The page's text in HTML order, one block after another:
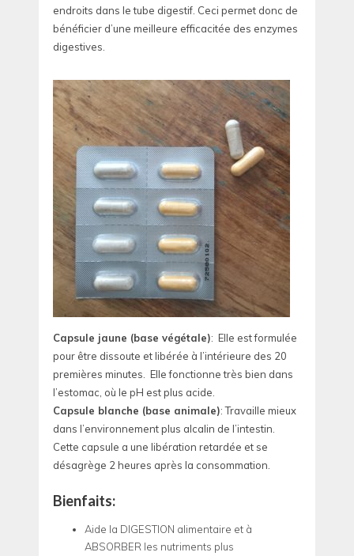
endroits dans le tube digestif. Ceci permet donc de
bénéficier d’une meilleure efficacitée des enzymes
digestives.
Capsule jaune (base végétale): Elle est formulée
pour être dissoute et libérée à l’intérieure des 20
premières minutes. Elle fonctionne très bien dans
l’estomac, où le pH est plus acide.
Capsule blanche (base animale): Travaille mieux
dans l’environnement plus alcalin de l’intestin.
Cette capsule a une libération retardée et se
désagrège 2 heures après la consommation.
Bienfaits:
Aide la DIGESTION alimentaire et à
ABSORBER les nutriments plus